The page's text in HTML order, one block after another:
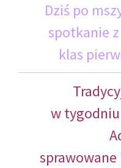
Dziś po
spotkanie
klas
w
sprawowane